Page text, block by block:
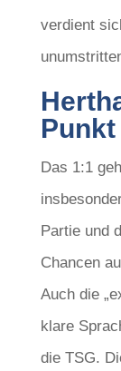
verdient
Punkt
Das 1:1
Partie und
Chancen
Auch die
klare
die TSG.